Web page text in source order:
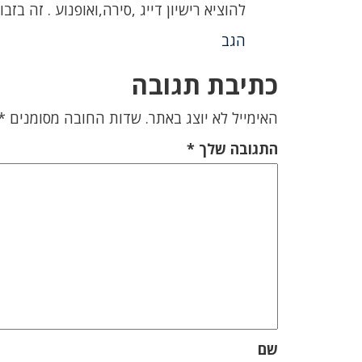
להוציא רישיון דייג ,סירה,ואופנוע . זה
הגב
כתיבת תגובה
האימייל לא יוצג באתר. שדות החובה מסומנים
התגובה שלך*
שם